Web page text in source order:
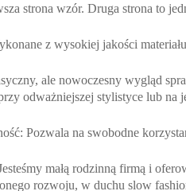
strona wzór. Druga strona to
z wysokiej jakości
ale nowoczesny wygląd
odważniejszej stylistyce lub na
: Pozwala na swobodne
małą rodzinną firmą i
rozwoju, w duchu slow